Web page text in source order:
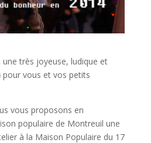
très joyeuse, ludique et
vous et vos petits
vous proposons en
populaire de Montreuil une
à la Maison Populaire du 17